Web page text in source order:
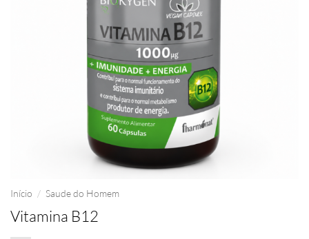
Início / Saude do Homem
Vitamina B12